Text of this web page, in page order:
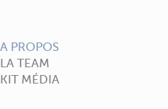
A PROPOS
LA TEAM
KIT MÉDIA